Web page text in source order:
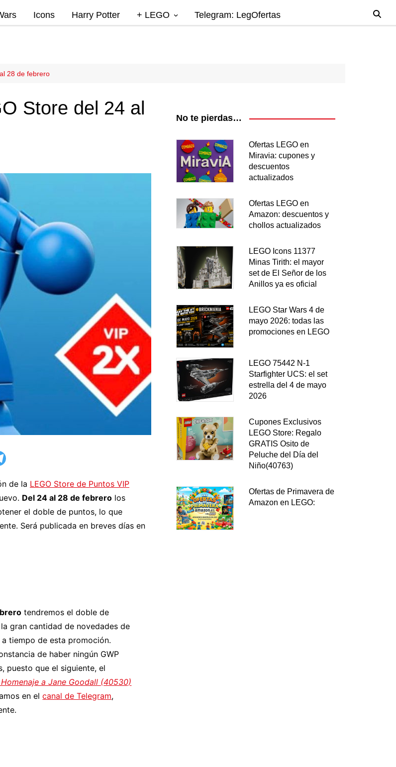
Icons Harry Potter + LEGO
Lego Ninjago
Promociones
Telegram: LegOfertas
28 de febrero
Store del 24 al
de la LEGO Store de Puntos VIP
Del 24 al 28 de febrero los
el doble de puntos, lo que
Será publicada en breves días en
tendremos el doble de
gran cantidad de novedades de
tiempo de esta promoción.
de haber ningún GWP
puesto que el siguiente, el
Homenaje a Jane Goodall (40530)
en elcanal de Telegram,
No te pierdas…
Ofertas LEGO en
Miravia: cupones y
descuentos
actualizados
Ofertas LEGO en
Amazon: descuentos y
chollos actualizados
LEGO Icons 11377
Minas Tirith: el mayor
set de El Señor de los
Anillos ya es oficial
LEGO Star Wars 4 de
mayo 2026: todas las
promociones en LEGO
LEGO 75442 N-1
Starfighter UCS: el set
estrella del 4 de mayo
2026
Cupones Exclusivos
LEGO Store: Regalo
GRATIS Osito de
Peluche del Día del
Niño(40763)
Ofertas de Primavera de
Amazon en LEGO: